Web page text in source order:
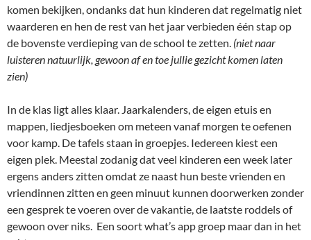
komen bekijken, ondanks dat hun kinderen dat regelmatig niet
waarderen en hen de rest van het jaar verbieden één stap op
de bovenste verdieping van de school te zetten. (niet naar
luisteren natuurlijk, gewoon af en toe jullie gezicht komen laten
zien)
In de klas ligt alles klaar. Jaarkalenders, de eigen etuis en
mappen, liedjesboeken om meteen vanaf morgen te oefenen
voor kamp. De tafels staan in groepjes. Iedereen kiest een
eigen plek. Meestal zodanig dat veel kinderen een week later
ergens anders zitten omdat ze naast hun beste vrienden en
vriendinnen zitten en geen minuut kunnen doorwerken zonder
een gesprek te voeren over de vakantie, de laatste roddels of
gewoon over niks. Een soort what’s app groep maar dan in het